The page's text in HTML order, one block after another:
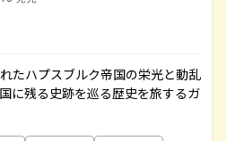
たハプスブルク帝国の栄光と動乱
に残る史跡を巡る歴史を旅するガ